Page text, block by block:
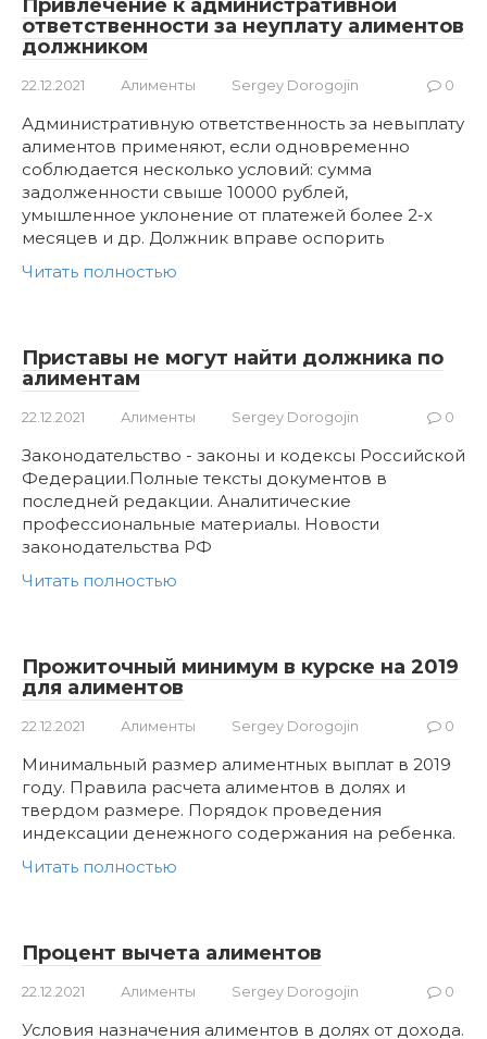
Привлечение к административной
ответственности за неуплату алиментов
должником
22.12.2021 Алименты Sergey Dorogojin 0
Административную ответственность за невыплату
алиментов применяют, если одновременно
соблюдается несколько условий: сумма
задолженности свыше 10000 рублей,
умышленное уклонение от платежей более 2-х
месяцев и др. Должник вправе оспорить
Читать полностью
Приставы не могут найти должника по
алиментам
22.12.2021 Алименты Sergey Dorogojin 0
Законодательство - законы и кодексы Российской
Федерации.Полные тексты документов в
последней редакции. Аналитические
профессиональные материалы. Новости
законодательства РФ
Читать полностью
Прожиточный минимум в курске на 2019
для алиментов
22.12.2021 Алименты Sergey Dorogojin 0
Минимальный размер алиментных выплат в 2019
году. Правила расчета алиментов в долях и
твердом размере. Порядок проведения
индексации денежного содержания на ребенка.
Читать полностью
Процент вычета алиментов
22.12.2021 Алименты Sergey Dorogojin 0
Условия назначения алиментов в долях от дохода.